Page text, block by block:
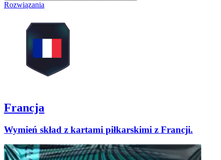
Rozwiązania
Francja
Wymień skład z kartami piłkarskimi z Francji.